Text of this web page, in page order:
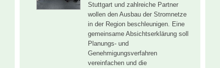
Stuttgart und zahlreiche Partner
wollen den Ausbau der Stromnetze
in der Region beschleunigen. Eine
gemeinsame Absichtserklärung soll
Planungs- und
Genehmigungsverfahren
vereinfachen und die